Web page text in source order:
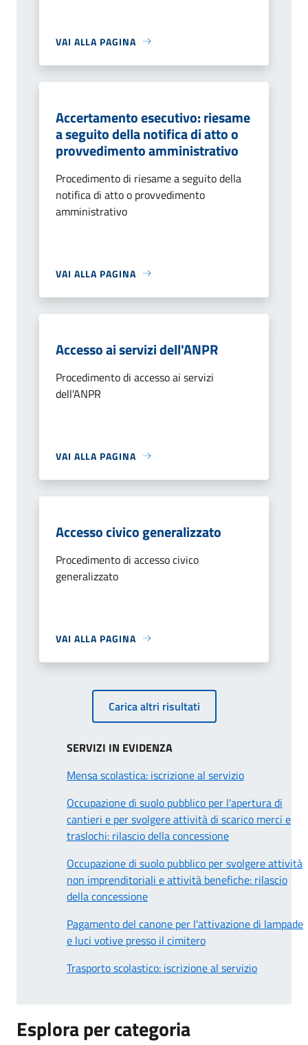
VAI ALLA PAGINA
Accertamento esecutivo: riesame
a seguito della notifica di atto o
provvedimento amministrativo
Procedimento di riesame a seguito della
notifica di atto o provvedimento
amministrativo
VAI ALLA PAGINA
Accesso ai servizi dell'ANPR
Procedimento di accesso ai servizi
dell'ANPR
VAI ALLA PAGINA
Accesso civico generalizzato
Procedimento di accesso civico
generalizzato
VAI ALLA PAGINA
Carica altri risultati
SERVIZI IN EVIDENZA
Mensa scolastica: iscrizione al servizio
Occupazione di suolo pubblico per l'apertura di
cantieri e per svolgere attività di scarico merci e
traslochi: rilascio della concessione
Occupazione di suolo pubblico per svolgere attività
non imprenditoriali e attività benefiche: rilascio
della concessione
Pagamento del canone per l'attivazione di lampade
e luci votive presso il cimitero
Trasporto scolastico: iscrizione al servizio
Esplora per categoria